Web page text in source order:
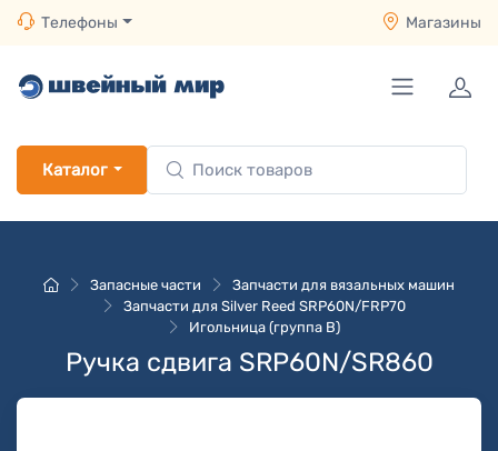
Телефоны Магазины
Каталог
Запасные части
Запчасти для вязальных машин
Запчасти для Silver Reed SRP60N/FRP70
Игольница (группа B)
Ручка сдвига SRP60N/SR860